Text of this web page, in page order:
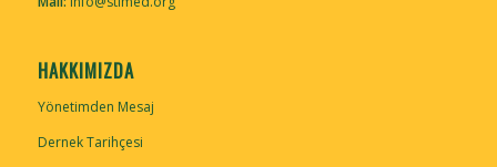
HAKKIMIZDA
Yönetimden Mesaj
Dernek Tarihçesi